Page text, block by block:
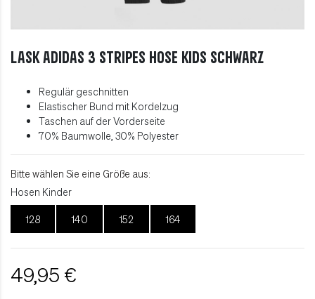
LASK adidas 3 Stripes Hose Kids schwarz
Regulär geschnitten
Elastischer Bund mit Kordelzug
Taschen auf der Vorderseite
70% Baumwolle, 30% Polyester
Bitte wählen Sie eine Größe aus:
Hosen Kinder
128 140 152 164
49,95 €